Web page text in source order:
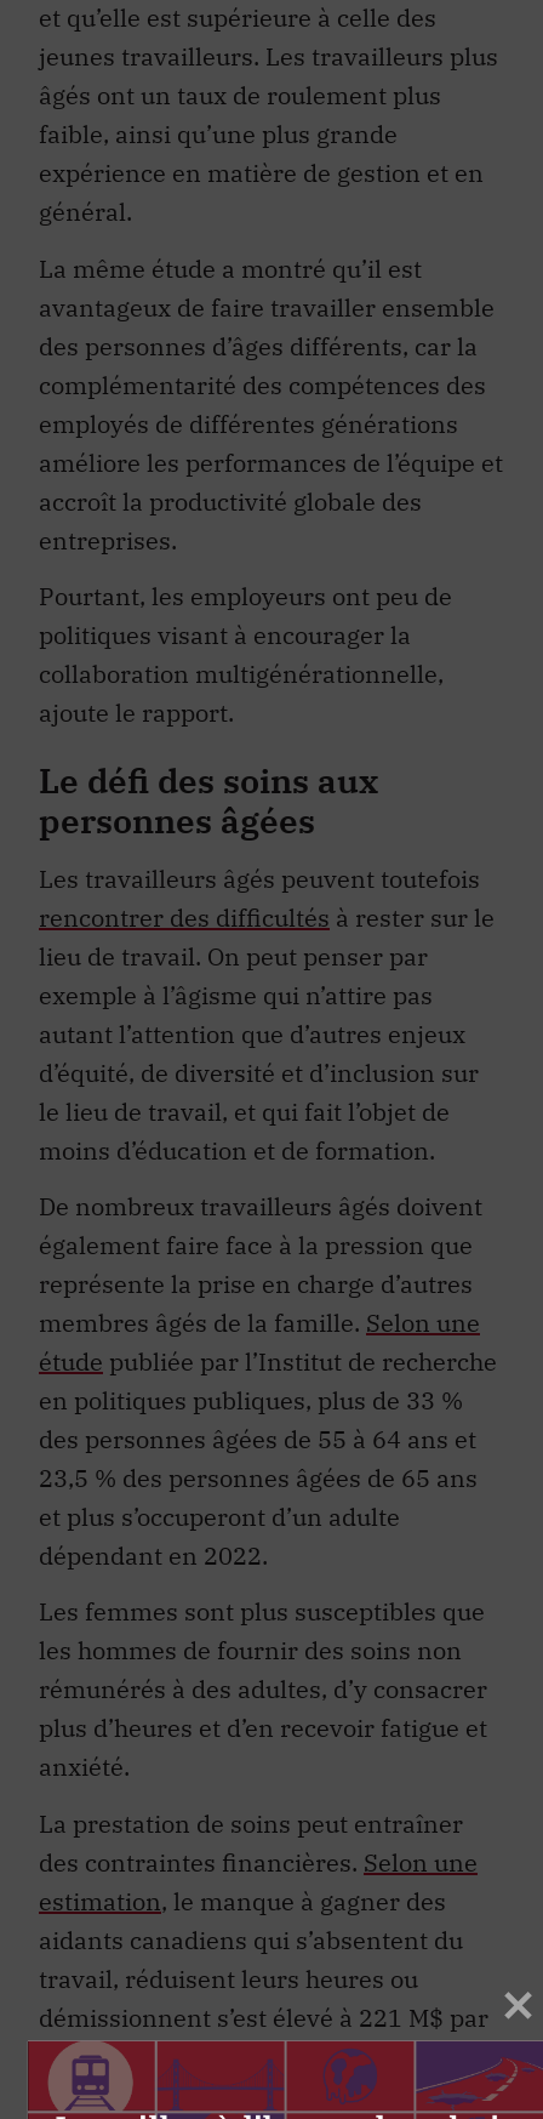
et qu’elle est supérieure à celle des
jeunes travailleurs. Les travailleurs plus
âgés ont un taux de roulement plus
faible, ainsi qu’une plus grande
expérience en matière de gestion et en
général.
La même étude a montré qu’il est
avantageux de faire travailler ensemble
des personnes d’âges différents, car la
complémentarité des compétences des
employés de différentes générations
améliore les performances de l’équipe et
accroît la productivité globale des
entreprises.
Pourtant, les employeurs ont peu de
politiques visant à encourager la
collaboration multigénérationnelle,
ajoute le rapport.
Le défi des soins aux
personnes âgées
Les travailleurs âgés peuvent toutefois
rencontrer des difficultés à rester sur le
lieu de travail. On peut penser par
exemple à l’âgisme qui n’attire pas
autant l’attention que d’autres enjeux
d’équité, de diversité et d’inclusion sur
le lieu de travail, et qui fait l’objet de
moins d’éducation et de formation.
De nombreux travailleurs âgés doivent
également faire face à la pression que
représente la prise en charge d’autres
membres âgés de la famille. Selon une
étude publiée par l’Institut de recherche
en politiques publiques, plus de 33 %
des personnes âgées de 55 à 64 ans et
23,5 % des personnes âgées de 65 ans
et plus s’occuperont d’un adulte
dépendant en 2022.
Les femmes sont plus susceptibles que
les hommes de fournir des soins non
rémunérés à des adultes, d’y consacrer
plus d’heures et d’en recevoir fatigue et
anxiété.
La prestation de soins peut entraîner
des contraintes financières. Selon une
estimation, le manque à gagner des
aidants canadiens qui s’absentent du
travail, réduisent leurs heures ou
démissionnent s’est élevé à 221 M$ par
an pour les femmes entre 2003 et 2008,
et à 116 M$ par an pour les hommes.